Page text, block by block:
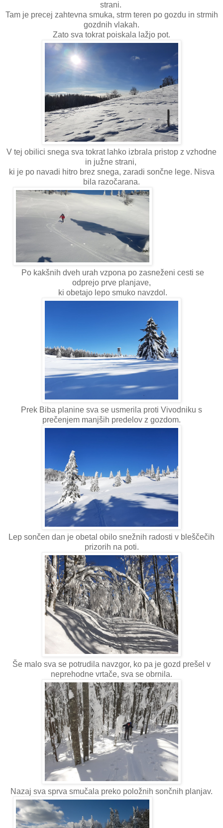
strani.
Tam je precej zahtevna smuka, strm teren po gozdu in strmih
gozdnih vlakah.
Zato sva tokrat poiskala lažjo pot.
V tej obilici snega sva tokrat lahko izbrala pristop z vzhodne
in južne strani,
ki je po navadi hitro brez snega, zaradi sončne lege. Nisva
bila razočarana.
Po kakšnih dveh urah vzpona po zasneženi cesti se
odprejo prve planjave,
ki obetajo lepo smuko navzdol.
Prek Biba planine sva se usmerila proti Vivodniku s
prečenjem manjših predelov z gozdom.
Lep sončen dan je obetal obilo snežnih radosti v bleščečih
prizorih na poti.
Še malo sva se potrudila navzgor, ko pa je gozd prešel v
neprehodne vrtače, sva se obrnila.
Nazaj sva sprva smučala preko položnih sončnih planjav.